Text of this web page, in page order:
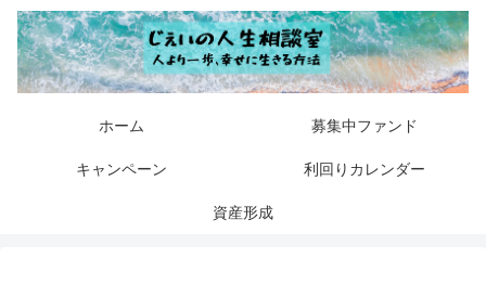
ホーム 募集中ファンド
キャンペーン 利回りカレンダー
資産形成